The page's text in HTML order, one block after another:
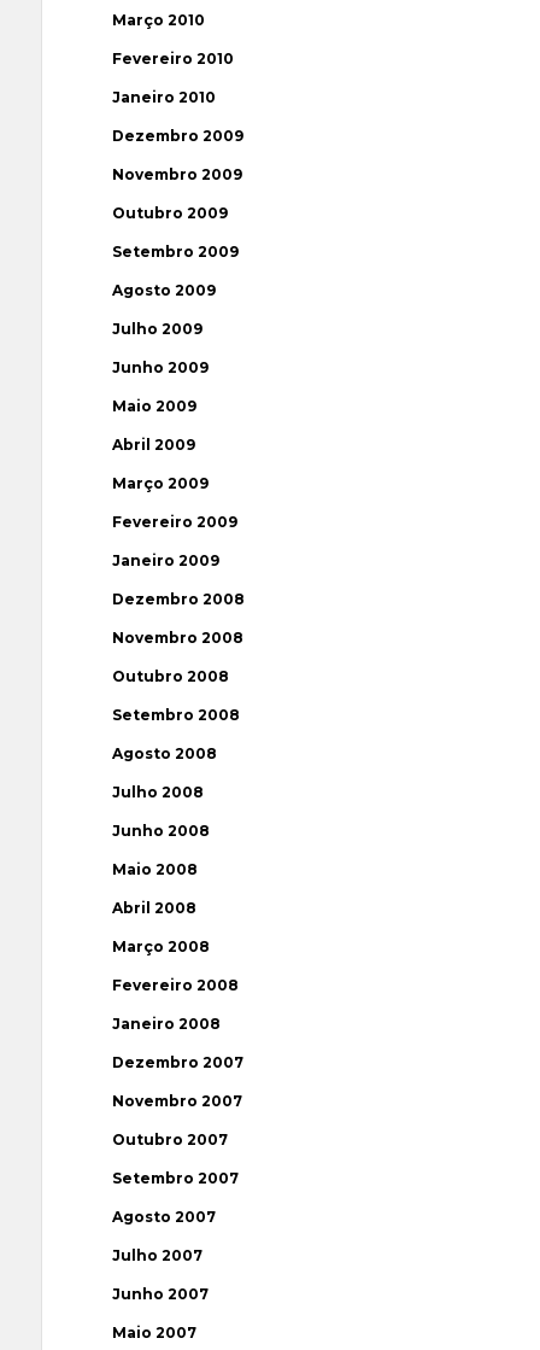
Março 2010
Fevereiro 2010
Janeiro 2010
Dezembro 2009
Novembro 2009
Outubro 2009
Setembro 2009
Agosto 2009
Julho 2009
Junho 2009
Maio 2009
Abril 2009
Março 2009
Fevereiro 2009
Janeiro 2009
Dezembro 2008
Novembro 2008
Outubro 2008
Setembro 2008
Agosto 2008
Julho 2008
Junho 2008
Maio 2008
Abril 2008
Março 2008
Fevereiro 2008
Janeiro 2008
Dezembro 2007
Novembro 2007
Outubro 2007
Setembro 2007
Agosto 2007
Julho 2007
Junho 2007
Maio 2007